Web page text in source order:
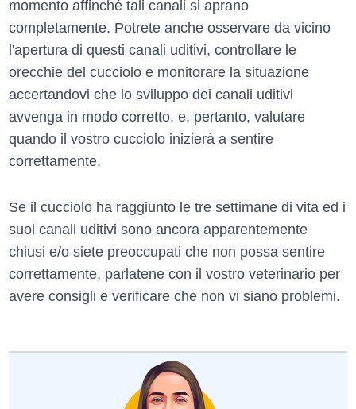
momento affinché tali canali si aprano
completamente. Potrete anche osservare da vicino
l'apertura di questi canali uditivi, controllare le
orecchie del cucciolo e monitorare la situazione
accertandovi che lo sviluppo dei canali uditivi
avvenga in modo corretto, e, pertanto, valutare
quando il vostro cucciolo inizierà a sentire
correttamente.
Se il cucciolo ha raggiunto le tre settimane di vita ed i
suoi canali uditivi sono ancora apparentemente
chiusi e/o siete preoccupati che non possa sentire
correttamente, parlatene con il vostro veterinario per
avere consigli e verificare che non vi siano problemi.